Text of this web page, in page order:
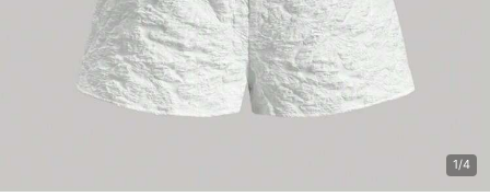
1/4